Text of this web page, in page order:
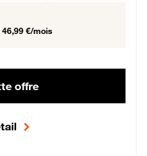
46,99 €/mois
offre